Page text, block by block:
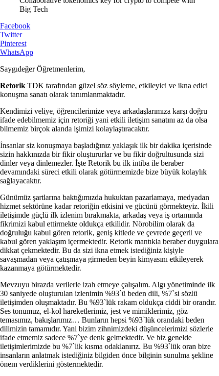
Big Tech
Facebook
Twitter
Pinterest
WhatsApp
Saygıdeğer Öğretmenlerim,
Retorik TDK tarafından güzel söz söyleme, etkileyici ve ikna edici
konuşma sanatı olarak tanımlanmaktadır.
Kendimizi veliye, öğrencilerimize veya arkadaşlarımıza karşı doğru
ifade edebilmemiz için retoriği yani etkili iletişim sanatını az da olsa
bilmemiz birçok alanda işimizi kolaylaştıracaktır.
İnsanlar siz konuşmaya başladığınız yaklaşık ilk bir dakika içerisinde
sizin hakkınızda bir fikir oluştururlar ve bu fikir doğrultusunda sizi
dinler veya dinlemezler. İşte Retorik bu ilk intiba ile beraber
devamındaki süreci etkili olarak götürmemizde bize büyük kolaylık
sağlayacaktır.
Günümüz şartlarına baktığımızda hukuktan pazarlamaya, medyadan
hizmet sektörüne kadar retoriğin etkisini ve gücünü görmekteyiz. İkili
iletişimde güçlü ilk izlenim bırakmakta, arkadaş veya iş ortamında
fikrimizi kabul ettirmekte oldukça etkilidir. Nörobilim olarak da
doğruluğu kabul gören retorik, geniş kitlede ve çevrede geçerli ve
kabul gören yaklaşım içermektedir. Retorik mantıkla beraber duygulara
dikkat çekmektedir. Bu da sizi ikna etmek istediğiniz kişiyle
savaşmadan veya çatışmaya girmeden beyin kimyasını etkileyerek
kazanmaya götürmektedir.
Mevzuyu birazda verilerle izah etmeye çalışalım. Algı yönetiminde ilk
30 saniyede oluşturulan izlenimin %93`ü beden dili, %7`si sözlü
iletişimden oluşmaktadır. Bu %93`lük rakam oldukça ciddi bir orandır.
Ses tonumuz, el-kol hareketlerimiz, jest ve mimiklerimiz, göz
temasımız, bakışlarımız… Bunların hepsi %93`lük orandaki beden
dilimizin tamamıdır. Yani bizim zihnimizdeki düşüncelerimizi sözlerle
ifade etmemiz sadece %7`ye denk gelmektedir. Ve biz genelde
iletişimlerimizde bu %7`lik kısma odaklanırız. Bu %93`lük oran bize
insanların anlatmak istediğiniz bilgiden önce bilginin sunulma şekline
önem verdiklerini göstermektedir.